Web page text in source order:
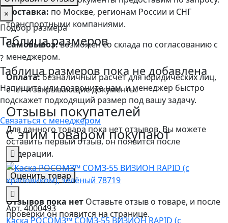
Доставка: по Москве, регионам России и СНГ
транспортными компаниями.
Самовывоз:возможен со склада по согласованию с
менеджером.
Оплата:безналичный расчет для юридических лиц,
счет и закрывающие документы.
Отзывы покупателей
Для данного товара пока нет отзывов. Вы можете
оставить первый отзыв, он появится после
модерации.
Оценить товар
★
Отзывов пока нет Оставьте отзыв о товаре, и после
проверки он появится на странице.
×
Подбор размера
Таблица размеров
?
Таблица размеров пока не добавлена
Напишите или позвоните нам, и менеджер быстро
подскажет подходящий размер под вашу задачу.
Связаться с менеджером
С этим товаром покупают
Арт. 4000493
Каска РОСОМЗ™ СОМЗ-55 ВИЗИОН RAPID (с